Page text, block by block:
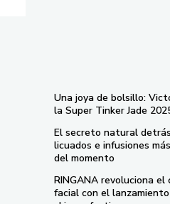
Una joya de bolsillo:
la Super Tinker Jade
El secreto natural
licuados e infusiones
del momento
RINGANA revoluciona el
facial con el lanzamiento